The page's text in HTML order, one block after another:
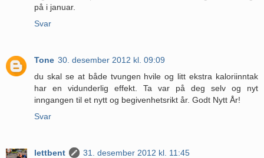
på i januar.
Svar
Tone 30. desember 2012 kl. 09:09
du skal se at både tvungen hvile og litt ekstra kaloriinntak
har en vidunderlig effekt. Ta var på deg selv og nyt
inngangen til et nytt og begivenhetsrikt år. Godt Nytt År!
Svar
lettbent
31. desember 2012 kl. 11:45